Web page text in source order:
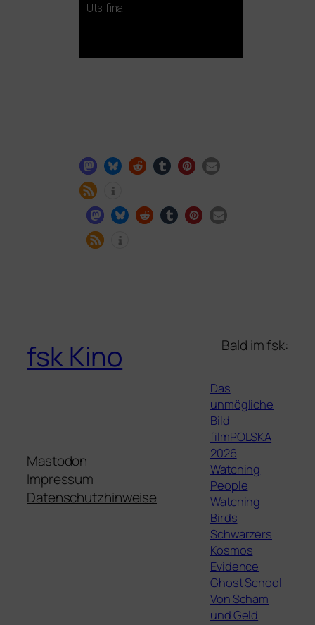
Uts final
fsk Kino
Mastodon
Impressum
Datenschutzhinweise
Bald im fsk:
Das
unmögliche
Bild
filmPOLSKA
2026
Watching
People
Watching
Birds
Schwarzers
Kosmos
Evidence
Ghost School
Von Scham
und Geld